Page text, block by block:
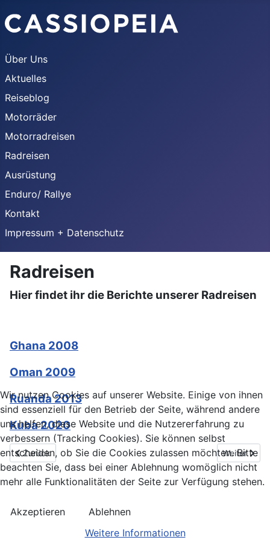
Über Uns
Aktuelles
Reiseblog
Motorräder
Motorradreisen
Radreisen
Ausrüstung
Enduro/ Rallye
Kontakt
Impressum + Datenschutz
Radreisen
Hier findet ihr die Berichte unserer Radreisen
Ghana 2008
Oman 2009
Ruanda 2013
Kuba 2020
Vorheriger Beitrag: Kuba 2020
Zurück Nächster
Weiter
Wir nutzen Cookies auf unserer Website. Einige von ihnen
sind essenziell für den Betrieb der Seite, während andere
uns helfen, diese Website und die Nutzererfahrung zu
verbessern (Tracking Cookies). Sie können selbst
entscheiden, ob Sie die Cookies zulassen möchten. Bitte
beachten Sie, dass bei einer Ablehnung womöglich nicht
mehr alle Funktionalitäten der Seite zur Verfügung stehen.
Akzeptieren
Ablehnen
Weitere Informationen